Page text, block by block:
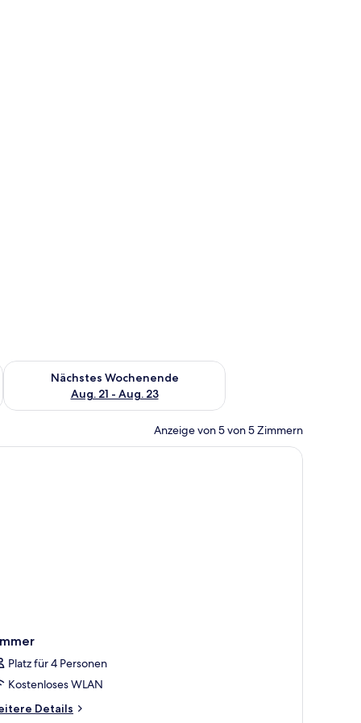
Aug. 14 - Aug. 16.
Nächstes Wochenende
Aug. 21 - Aug. 23
Überprüfe die Verfügbarkeit für nächstes Wochenende, Aug.
Anzeige von 5 von 5 Zimmern
und Schreibtisch mit Telefon und Wasserkocher.
Platz für 4 Personen
Kostenloses WLAN
Details